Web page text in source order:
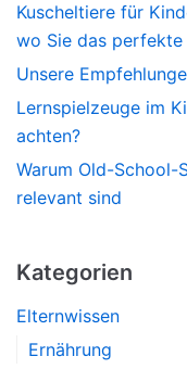
Kuscheltiere für
wo Sie das
Unsere
Lernspielzeuge im
achten?
Warum Old-School-
relevant sind
Kategorien
Elternwissen
Ernährung